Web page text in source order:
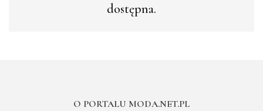
dostępna.
O PORTALU MODA.NET.PL